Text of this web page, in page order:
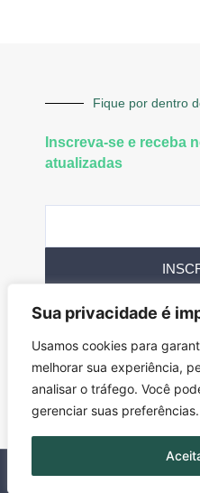
Sua privacidade é
Usamos cookies para
melhorar sua experiência,
analisar o tráfego. Você
gerenciar suas preferências.
Fique por dentro
Inscreva-se e receba
atualizadas